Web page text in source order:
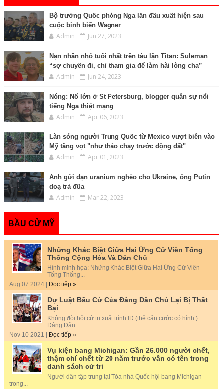
Bộ trưởng Quốc phòng Nga lần đầu xuất hiện sau
cuộc binh biến Wagner
Admin Jun 27, 2023
Nạn nhân nhỏ tuổi nhất trên tàu lặn Titan: Suleman
“sợ chuyến đi, chỉ tham gia để làm hài lòng cha”
Admin Jun 24, 2023
Nóng: Nổ lớn ở St Petersburg, blogger quân sự nổi
tiếng Nga thiệt mạng
Admin Apr 06, 2023
Làn sóng người Trung Quốc từ Mexico vượt biên vào
Mỹ tăng vọt "như tháo chạy trước động đất"
Admin Apr 01, 2023
Anh gửi đạn uranium nghèo cho Ukraine, ông Putin
doạ trả đũa
Admin Mar 22, 2023
BẦU CỬ MỸ
Những Khác Biệt Giữa Hai Ứng Cử Viên Tổng
Thống Cộng Hòa Và Dân Chủ
Hình minh họa: Những Khác Biệt Giữa Hai Ứng Cử Viên
Tổng Thống...
Aug 07 2024 | Đọc tiếp »
Dự Luật Bầu Cử Của Đảng Dân Chủ Lại Bị Thất
Bại
Không đòi hỏi cử tri xuất trình ID (thẻ căn cước có hình.)
Đảng Dân...
Nov 10 2021 | Đọc tiếp »
Vụ kiện bang Michigan: Gần 26.000 người chết,
thậm chí chết từ 20 năm trước vẫn có tên trong
danh sách cử tri
Người dân tập trung tại Tòa nhà Quốc hội bang Michigan
trong...